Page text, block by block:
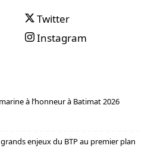
Twitter
Instagram
à l’honneur à Batimat 2026
enjeux du BTP au premier plan